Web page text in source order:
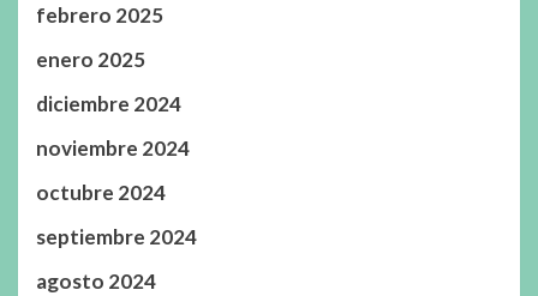
febrero 2025
enero 2025
diciembre 2024
noviembre 2024
octubre 2024
septiembre 2024
agosto 2024